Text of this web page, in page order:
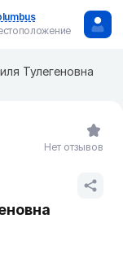
Тулегеновна
Нет отзывов